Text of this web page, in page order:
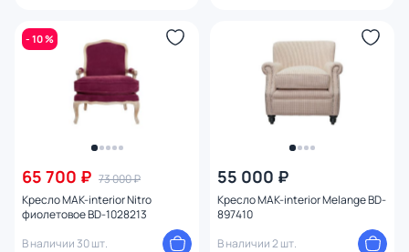
- 10 %
65 700 ₽ 73 000 ₽
Кресло MAK-interior Nitro
фиолетовое BD-1028213
В наличии 30 шт.
55 000 ₽
Кресло MAK-interior Melange BD-
897410
В наличии 2 шт.